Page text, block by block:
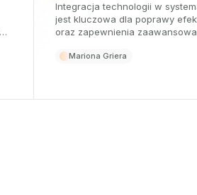
Integracja technologii w
jest kluczowa dla poprawy
oraz zapewnienia
klimatyzacji do WiFi pozwala
Mariona Griera